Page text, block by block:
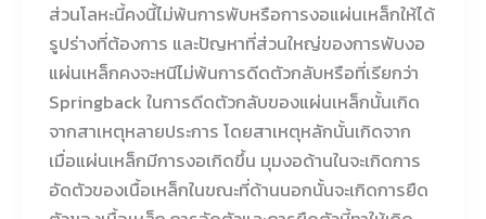
ส่วนโลหะนี้คงนี้ไม่พ้นการพับหรือการงอแผ่นเหล็กให้ได้
รูปร่างที่ต้องการ และปัญหาที่ส่วนใหญ่ของการพับงอ
แผ่นเหล็กคงจะหนีไม่พ้นการดีดตัวกลับหรือที่เรียกว่า
Springback ในการดีดตัวกลับของแผ่นเหล็กนั้นเกิด
จากสาเหตุหลายประการ โดยสาเหตุหลักนั้นเกิดจาก
เมื่อแผ่นเหล็กมีการงอเกิดขึ้น มุมงอด้านในจะเกิดการ
อัดตัวของเนื้อเหล็กในขณะที่ด้านนอกนั้นจะเกิดการยืด